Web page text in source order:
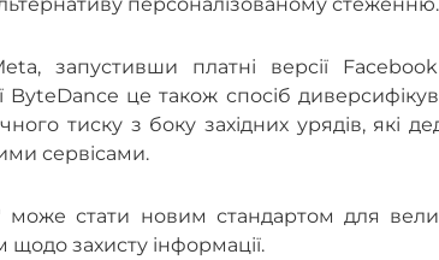
запустивши платні версії
це також спосіб
тиску з боку західних урядів, які
сервісами.
може стати новим стандартом для
захисту інформації.